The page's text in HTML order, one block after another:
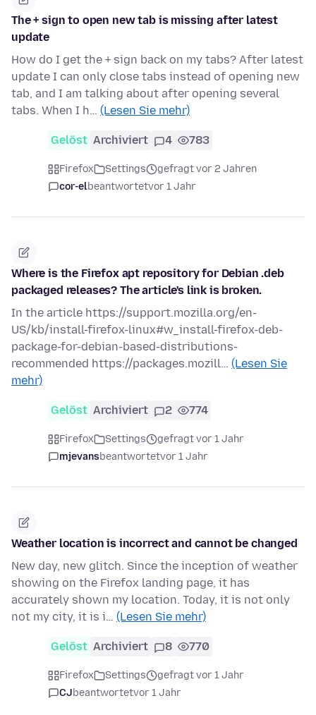
The + sign to open new tab is missing after latest
update
How do I get the + sign back on my tabs? After latest
update I can only close tabs instead of opening new
tab, and I am talking about after opening several
tabs. When I h… (Lesen Sie mehr)
Gelöst Archiviert 4 783
Firefox Settings
gefragt vor 2 Jahren
cor-elbeantwortetvor 1 Jahr
Where is the Firefox apt repository for Debian .deb
packaged releases? The article's link is broken.
In the article https://support.mozilla.org/en-
US/kb/install-firefox-linux#w_install-firefox-deb-
package-for-debian-based-distributions-
recommended https://packages.mozill… (Lesen Sie
mehr)
Gelöst Archiviert 2 774
Firefox Settings
gefragt vor 1 Jahr
mjevansbeantwortetvor 1 Jahr
Weather location is incorrect and cannot be changed
New day, new glitch. Since the inception of weather
showing on the Firefox landing page, it has
accurately shown my location. Today, it is not only
not my city, it is i… (Lesen Sie mehr)
Gelöst Archiviert 8 770
Firefox Settings
gefragt vor 1 Jahr
CJbeantwortetvor 1 Jahr